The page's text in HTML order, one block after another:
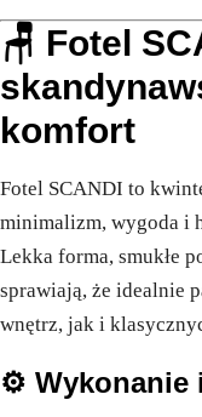
🪑 Fotel
komfort
Fotel SCANDI to
minimalizm, wygoda i
Lekka forma, smukłe
sprawiają, że idealnie
wnętrz, jak i
⚙️ Wykonanie